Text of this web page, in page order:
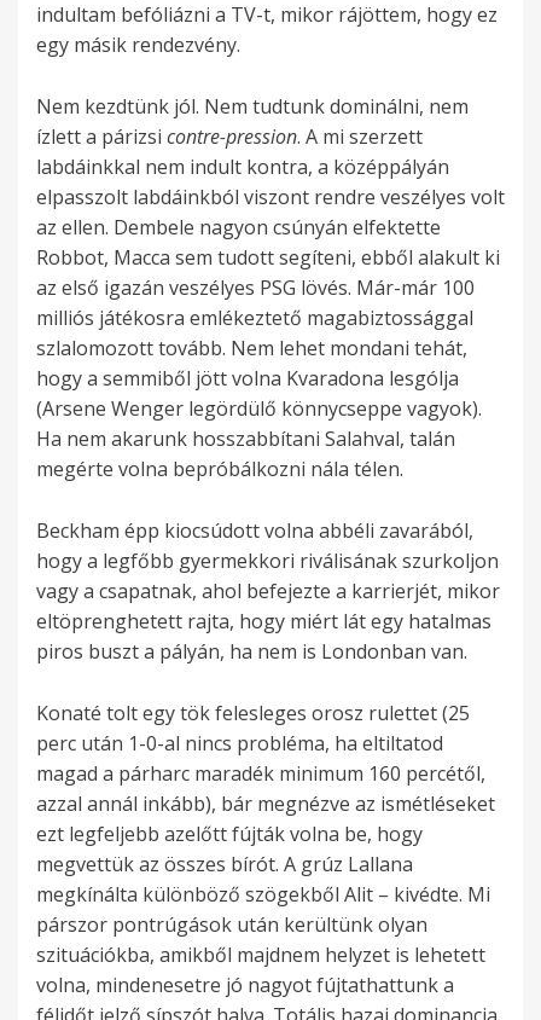
indultam befóliázni a TV-t, mikor rájöttem, hogy ez
egy másik rendezvény.
Nem kezdtünk jól. Nem tudtunk dominálni, nem
ízlett a párizsi contre-pression. A mi szerzett
labdáinkkal nem indult kontra, a középpályán
elpasszolt labdáinkból viszont rendre veszélyes volt
az ellen. Dembele nagyon csúnyán elfektette
Robbot, Macca sem tudott segíteni, ebből alakult ki
az első igazán veszélyes PSG lövés. Már-már 100
milliós játékosra emlékeztető magabiztossággal
szlalomozott tovább. Nem lehet mondani tehát,
hogy a semmiből jött volna Kvaradona lesgólja
(Arsene Wenger legördülő könnycseppe vagyok).
Ha nem akarunk hosszabbítani Salahval, talán
megérte volna bepróbálkozni nála télen.
Beckham épp kiocsúdott volna abbéli zavarából,
hogy a legfőbb gyermekkori riválisának szurkoljon
vagy a csapatnak, ahol befejezte a karrierjét, mikor
eltöprenghetett rajta, hogy miért lát egy hatalmas
piros buszt a pályán, ha nem is Londonban van.
Konaté tolt egy tök felesleges orosz rulettet (25
perc után 1-0-al nincs probléma, ha eltiltatod
magad a párharc maradék minimum 160 percétől,
azzal annál inkább), bár megnézve az ismétléseket
ezt legfeljebb azelőtt fújták volna be, hogy
megvettük az összes bírót. A grúz Lallana
megkínálta különböző szögekből Alit – kivédte. Mi
párszor pontrúgások után kerültünk olyan
szituációkba, amikből majdnem helyzet is lehetett
volna, mindenesetre jó nagyot fújtathattunk a